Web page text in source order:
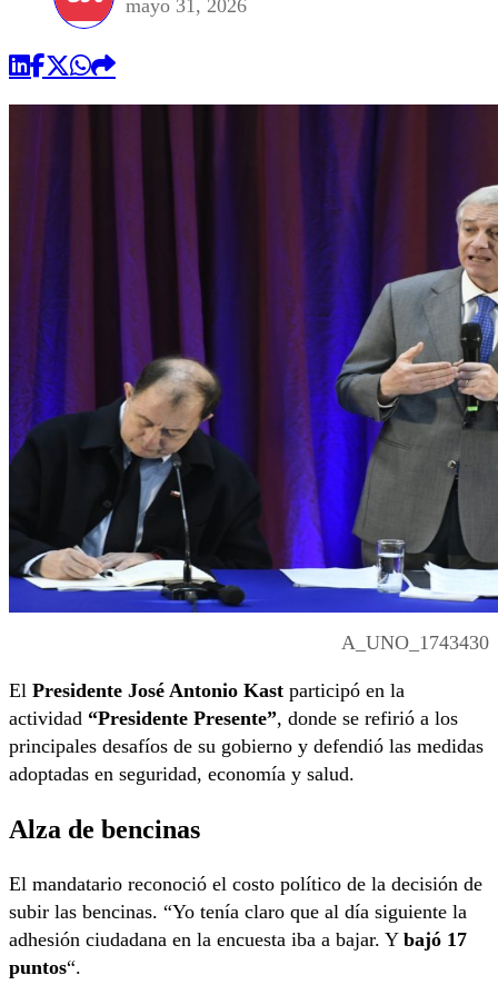
mayo 31, 2026
A_UNO_1743430
El Presidente José Antonio Kast participó en la
actividad “Presidente Presente”, donde se refirió a los
principales desafíos de su gobierno y defendió las medidas
adoptadas en seguridad, economía y salud.
Alza de bencinas
El mandatario reconoció el costo político de la decisión de
subir las bencinas. “Yo tenía claro que al día siguiente la
adhesión ciudadana en la encuesta iba a bajar. Y bajó 17
puntos“.